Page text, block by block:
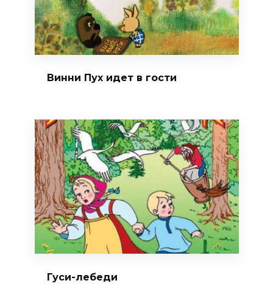
Винни Пух идет в гости
Гуси-лебеди